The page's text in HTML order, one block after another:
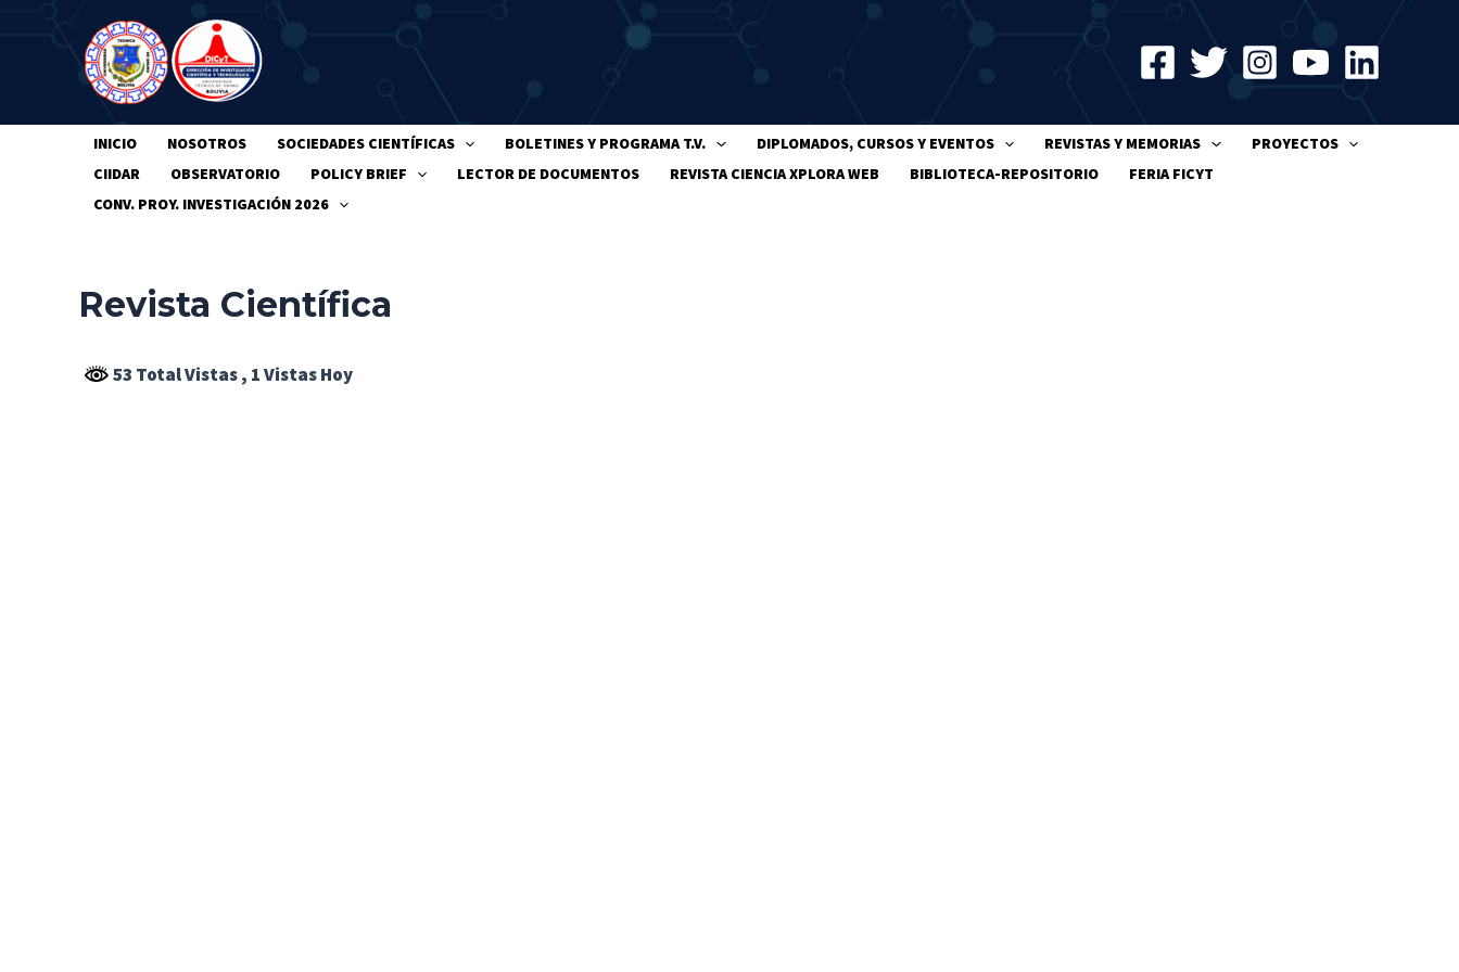
Contenido
INICIO NOSOTROS SOCIEDADES CIENTÍFICAS BOLETINES Y PROGRAMA T.V. DIPLOMADOS, CURSOS Y EVENTOS REVISTAS Y MEMORIAS
PROYECTOS
CIIDAR
OBSERVATORIO POLICY BRIEF LECTOR DE DOCUMENTOS REVISTA CIENCIA XPLORA WEB BIBLIOTECA-REPOSITORIO
FERIA FICYT
CONV. PROY. INVESTIGACIÓN 2026
Revista Científica
53 Total Vistas, 1 Vistas Hoy